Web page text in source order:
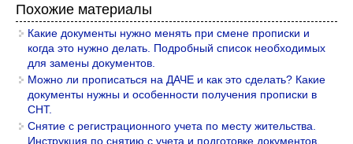
Похожие материалы
Какие документы нужно менять при смене прописки и
когда это нужно делать. Подробный список необходимых
для замены документов.
Можно ли прописаться на ДАЧЕ и как это сделать? Какие
документы нужны и особенности получения прописки в
СНТ.
Снятие с регистрационного учета по месту жительства.
Инструкция по снятию с учета и подготовке документов.